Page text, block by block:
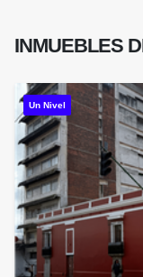
INMUEBLES
Un Nivel